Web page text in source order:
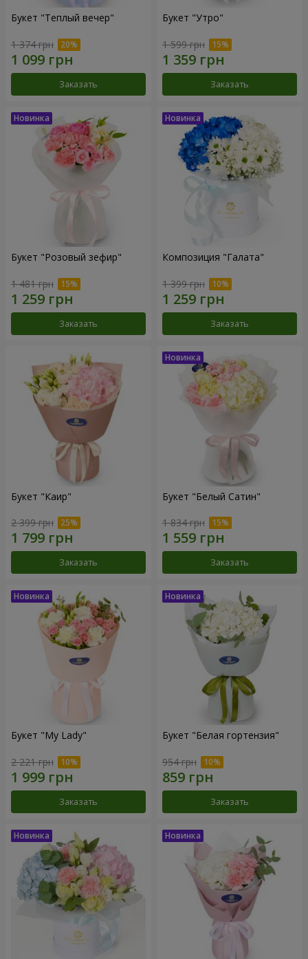
Букет "Теплый вечер"
1 374 грн
Заказать
Букет "Утро"
1 599 грн
Заказать
Букет "Розовый зефир"
1 481 грн
Заказать
Композиция "Галата"
1 399 грн
Заказать
Букет "Каир"
2 399 грн
Заказать
Букет "Белый Сатин"
1 834 грн
Заказать
Букет "My Lady"
2 221 грн
Заказать
Букет "Белая гортензия"
954 грн
Заказать